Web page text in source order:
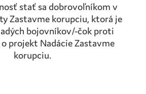
stať sa dobrovoľníkom v
Zastavme korupciu, ktorá je
bojovníkov/-čok proti
projekt Nadácie Zastavme
korupciu.